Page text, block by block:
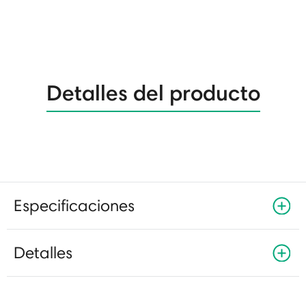
Detalles del producto
Especificaciones
Detalles